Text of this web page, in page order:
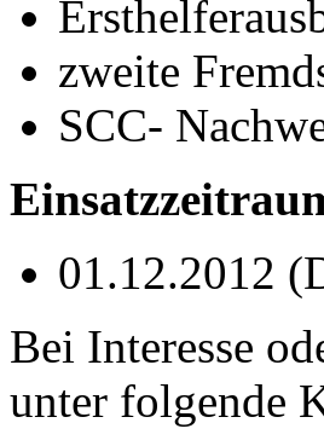
zweite
SCC-
01.12.2012
Bei Interesse
unter folgende